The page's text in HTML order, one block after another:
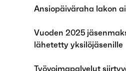
Ansiopäiväraha lakon
Vuoden 2025
lähetetty yksilöjäsenille
Työvoimapalvelut